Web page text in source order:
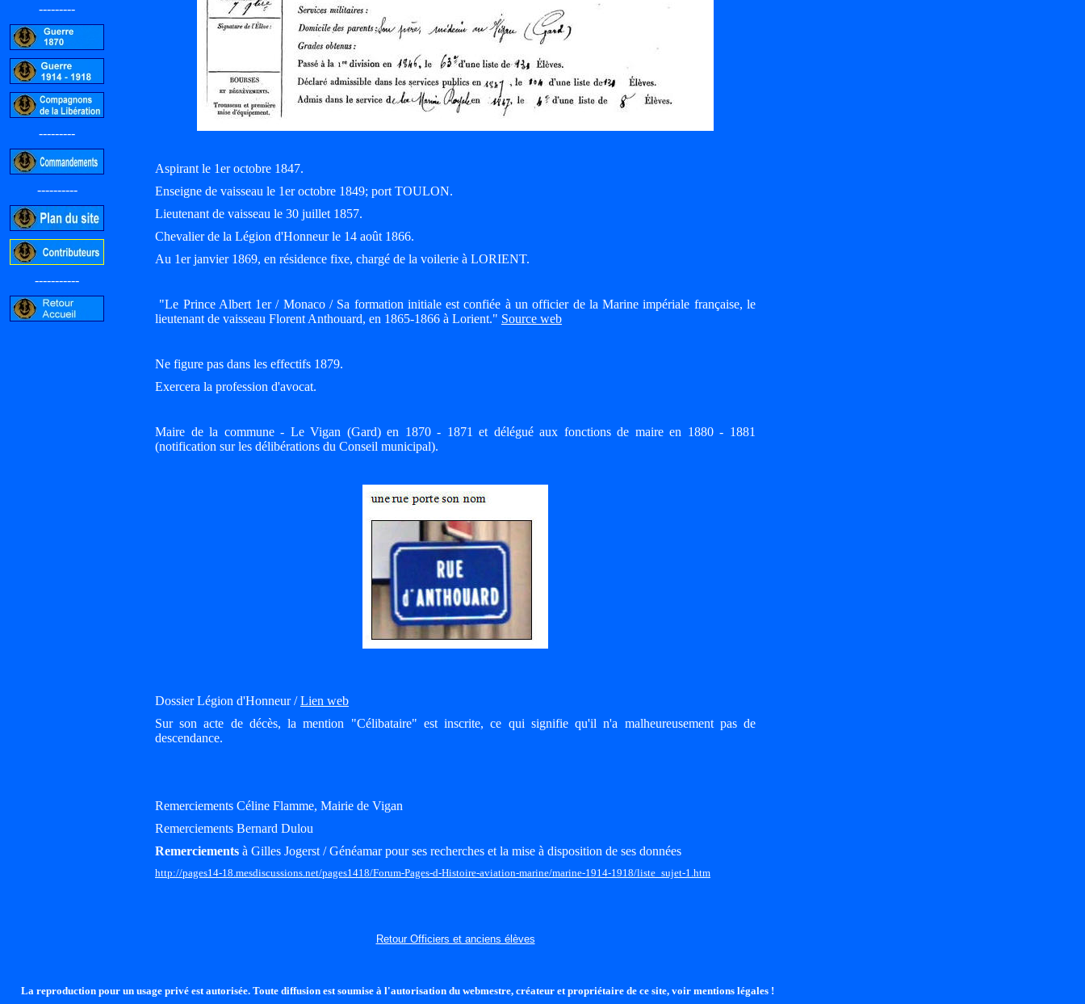
---------
---------
----------
-----------
Aspirant le 1er octobre 1847.
Enseigne de vaisseau le 1er octobre 1849; port TOULON.
Lieutenant de vaisseau le 30 juillet 1857.
Chevalier de la Légion d'Honneur le 14 août 1866.
Au 1er janvier 1869, en résidence fixe, chargé de la voilerie à LORIENT.
"Le Prince Albert 1er / Monaco / Sa formation initiale est confiée à un officier de la Marine impériale française, le
lieutenant de vaisseau Florent Anthouard, en 1865-1866 à Lorient." Source web
Ne figure pas dans les effectifs 1879.
Exercera la profession d'avocat.
Maire de la commune - Le Vigan (Gard) en 1870 - 1871 et délégué aux fonctions de maire en 1880 - 1881
(notification sur les délibérations du Conseil municipal).
Dossier Légion d'Honneur /Lien web
Sur son acte de décès, la mention "Célibataire" est inscrite, ce qui signifie qu'il n'a malheureusement pas de
descendance.
Remerciements Céline Flamme, Mairie de Vigan
Remerciements Bernard Dulou
Remerciements à Gilles Jogerst / Généamar pour ses recherches et la mise à disposition de ses données
http://pages14-18.mesdiscussions.net/pages1418/Forum-Pages-d-Histoire-aviation-marine/marine-1914-1918/liste_sujet-1.htm
Retour Officiers et anciens élèves
La reproduction pour un usage privé est autorisée. Toute diffusion est soumise à l'autorisation du webmestre, créateur et propriétaire de ce site, voir mentions légales !